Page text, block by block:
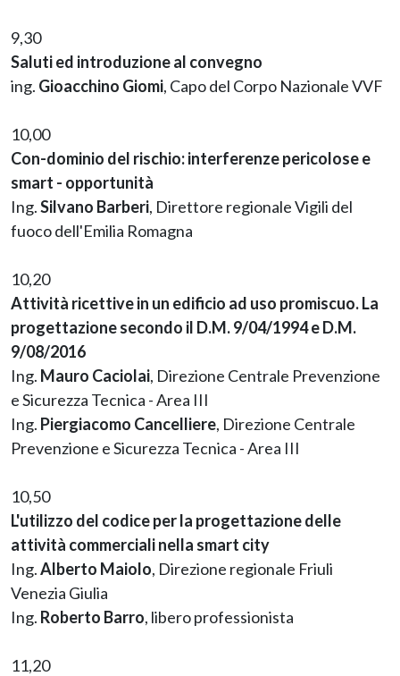
9,30
Saluti ed introduzione al convegno
ing. Gioacchino Giomi, Capo del Corpo Nazionale VVF
10,00
Con-dominio del rischio: interferenze pericolose e
smart - opportunità
Ing.Silvano Barberi, Direttore regionale Vigili del
fuoco dell'Emilia Romagna
10,20
Attività ricettive in un edificio ad uso promiscuo. La
progettazione secondo il D.M. 9/04/1994 e D.M.
9/08/2016
Ing. Mauro Caciolai, Direzione Centrale Prevenzione
e Sicurezza Tecnica - Area III
Ing. Piergiacomo Cancelliere, Direzione Centrale
Prevenzione e Sicurezza Tecnica - Area III
10,50
L'utilizzo del codice per la progettazione delle
attività commerciali nella smart city
Ing.Alberto Maiolo, Direzione regionale Friuli
Venezia Giulia
Ing. Roberto Barro, libero professionista
11,20